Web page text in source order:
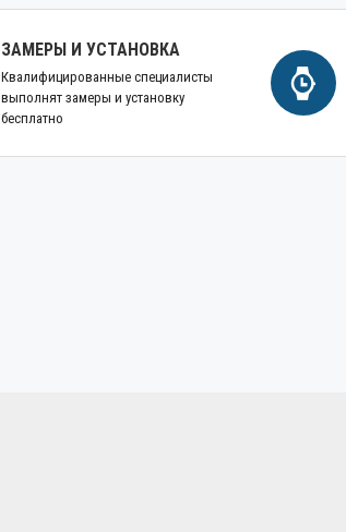
ЗАМЕРЫ И УСТАНОВКА
Квалифицированные специалисты
выполнят замеры и установку
бесплатно